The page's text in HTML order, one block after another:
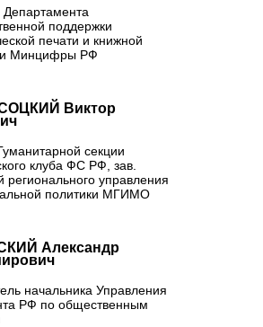
Департамента
поддержки
печати и книжной
Минцифры РФ
Виктор
секции
клуба ФС РФ, зав.
регионального управления
политики МГИМО
Александр
начальника Управления
РФ по общественным